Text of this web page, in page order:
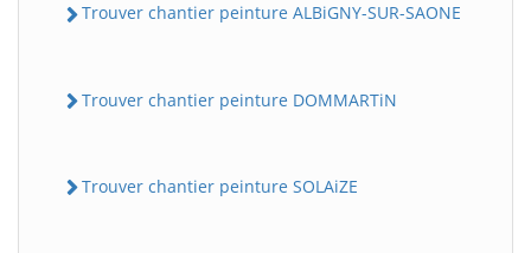
Trouver chantier peinture ALBiGNY-SUR-SAONE
Trouver chantier peinture DOMMARTiN
Trouver chantier peinture SOLAiZE